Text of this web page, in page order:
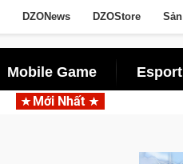
DZONews DZOStore
Mobile Game Esport
Mới Nhất
vô địch Trở thành